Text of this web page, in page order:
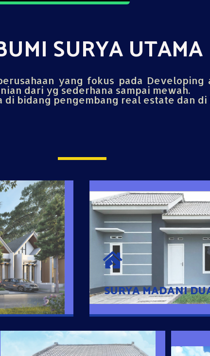
SURYA UTAMA
yang fokus pada
dari yg sederhana sampai mewah.
di bidang pengembang real estate dan
dengan
SURYA MADANI
SURYA MADANI
Satu-satunya Hunian
jutaan dengan lokasi